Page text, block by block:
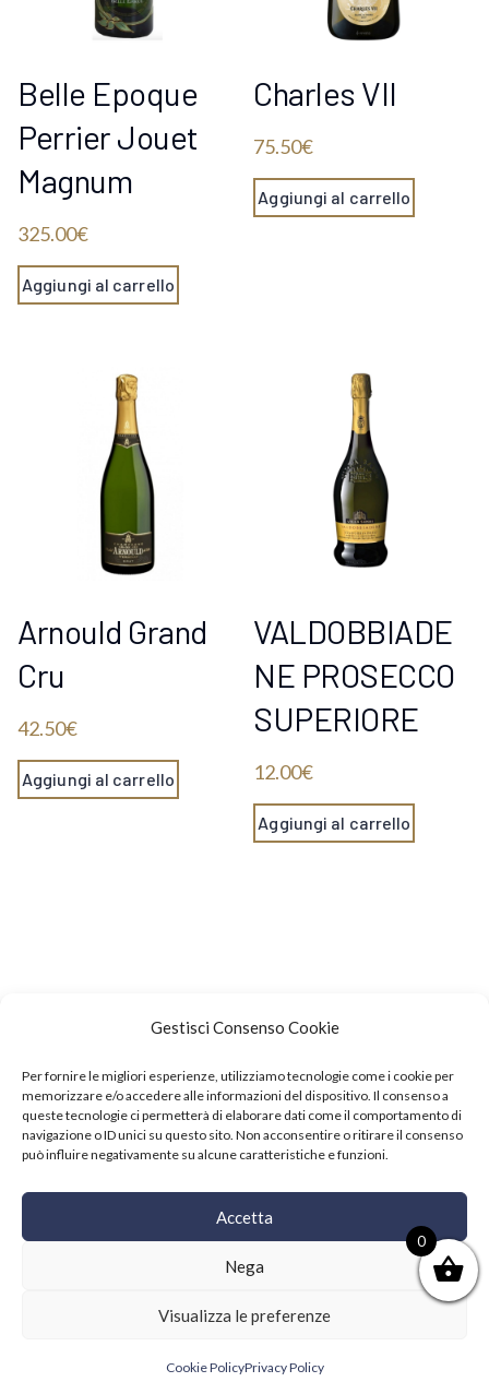
Gestisci Consenso Cookie
Per fornire le migliori esperienze, utilizziamo tecnologie come i cookie per
memorizzare e/o accedere alle informazioni del dispositivo. Il consenso a
queste tecnologie ci permetterà di elaborare dati come il comportamento di
navigazione o ID unici su questo sito. Non acconsentire o ritirare il consenso
può influire negativamente su alcune caratteristiche e funzioni.
Accetta
Nega
Visualizza le preferenze
Cookie PolicyPrivacy Policy
Belle Epoque
Perrier Jouet
Magnum
325.00€
Aggiungi al carrello
Charles VII
75.50€
Aggiungi al carrello
Arnould Grand
Cru
42.50€
Aggiungi al carrello
VALDOBBIADE
NE PROSECCO
SUPERIORE
12.00€
Aggiungi al carrello
Copyright © 2021 SushiFushi. All Rights Reserved.
0